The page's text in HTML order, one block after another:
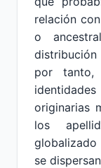
relación
o
por
originarias
los
se